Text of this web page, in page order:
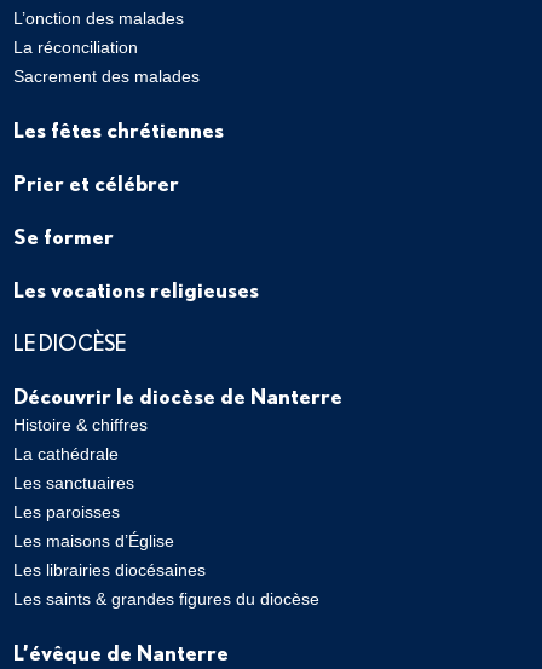
L’onction des malades
La réconciliation
Sacrement des malades
Les fêtes chrétiennes
Prier et célébrer
Se former
Les vocations religieuses
LE DIOCÈSE
Découvrir le diocèse de Nanterre
Histoire & chiffres
La cathédrale
Les sanctuaires
Les paroisses
Les maisons d’Église
Les librairies diocésaines
Les saints & grandes figures du diocèse
L’évêque de Nanterre